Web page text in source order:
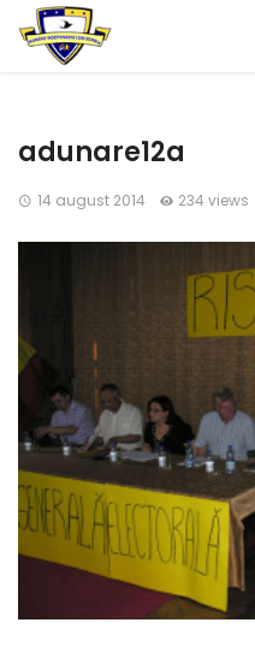
adunare12a
14 august 2014 234 views